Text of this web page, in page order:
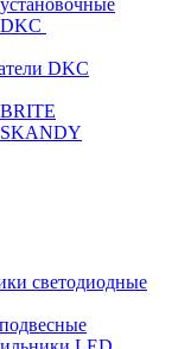
DKC
SKANDY
светодиодные